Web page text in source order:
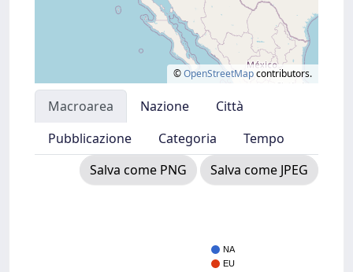
©OpenStreetMapcontributors.
Macroarea Nazione
Città
Pubblicazione
Categoria
Tempo
Salva come PNG
Salva come JPEG
NA
EU